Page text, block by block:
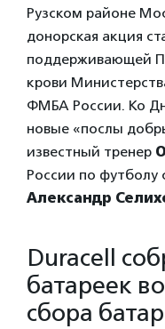
Рузском районе
донорская акция
поддерживающей
крови
ФМБА России. Ко
новые «послы
известный тренер
России по футболу
Александр
Duracell
батареек
сбора